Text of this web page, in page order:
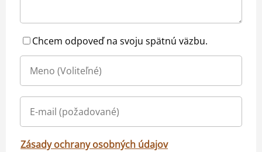
Chcem odpoveď na svoju spätnú väzbu.
Zásady ochrany osobných údajov